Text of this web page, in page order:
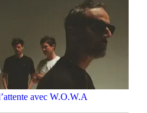
avec W.O.W.A